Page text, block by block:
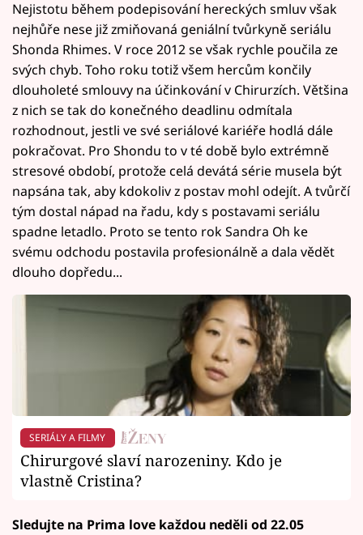
Nejistotu během podepisování hereckých smluv však
nejhůře nese již zmiňovaná geniální tvůrkyně seriálu
Shonda Rhimes. V roce 2012 se však rychle poučila ze
svých chyb. Toho roku totiž všem hercům končily
dlouholeté smlouvy na účinkování v Chirurzích. Většina
z nich se tak do konečného deadlinu odmítala
rozhodnout, jestli ve své seriálové kariéře hodlá dále
pokračovat. Pro Shondu to v té době bylo extrémně
stresové období, protože celá devátá série musela být
napsána tak, aby kdokoliv z postav mohl odejít. A tvůrčí
tým dostal nápad na řadu, kdy s postavami seriálu
spadne letadlo. Proto se tento rok Sandra Oh ke
svému odchodu postavila profesionálně a dala vědět
dlouho dopředu...
SERIÁLY A FILMY
Chirurgové slaví narozeniny. Kdo je
vlastně Cristina?
Sledujte na Prima love každou neděli od 22.05